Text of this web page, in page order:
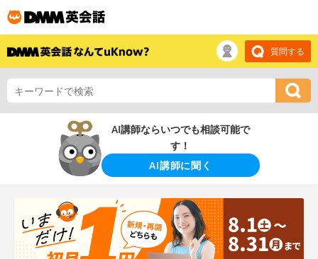
質問する
AI講師ならいつでも相談可能で
す！
AI講師に聞く